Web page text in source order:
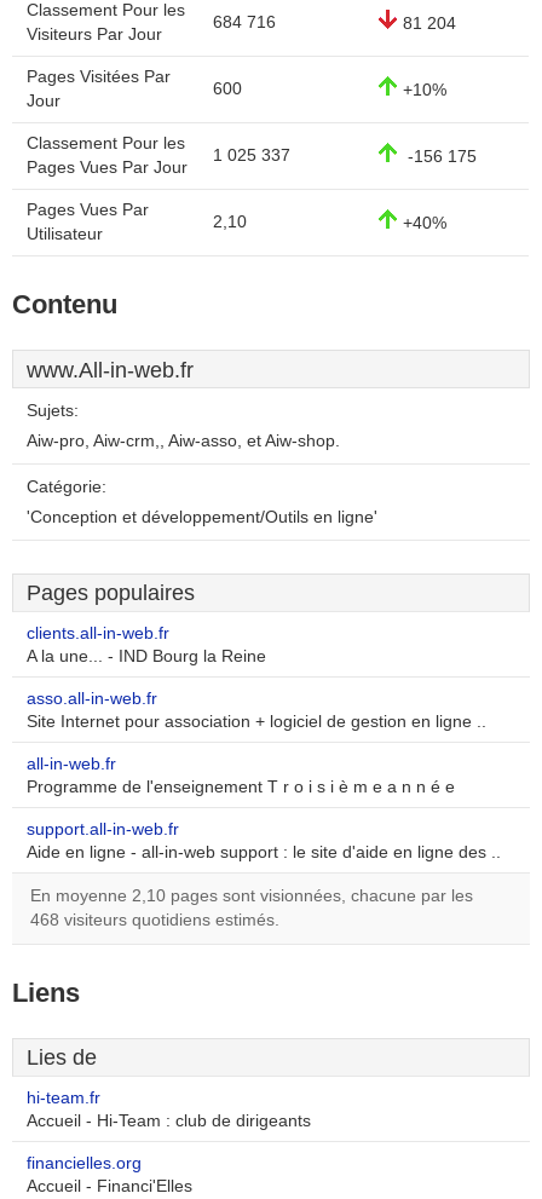
Classement Pour les
Visiteurs Par Jour
684 716 81 204
Pages Visitées Par
Jour
600 +10%
Classement Pour les
Pages Vues Par Jour
1 025 337 -156 175
Pages Vues Par
Utilisateur
2,10 +40%
Contenu
www.All-in-web.fr
Sujets:
Aiw-pro, Aiw-crm,, Aiw-asso, et Aiw-shop.
Catégorie:
'Conception et développement/Outils en ligne'
Pages populaires
clients.all-in-web.fr
A la une... - IND Bourg la Reine
asso.all-in-web.fr
Site Internet pour association + logiciel de gestion en ligne ..
all-in-web.fr
Programme de l'enseignement T r o i s i è m e a n n é e
support.all-in-web.fr
Aide en ligne - all-in-web support : le site d'aide en ligne des ..
En moyenne 2,10 pages sont visionnées, chacune par les
468 visiteurs quotidiens estimés.
Liens
Lies de
hi-team.fr
Accueil - Hi-Team : club de dirigeants
financielles.org
Accueil - Financi'Elles